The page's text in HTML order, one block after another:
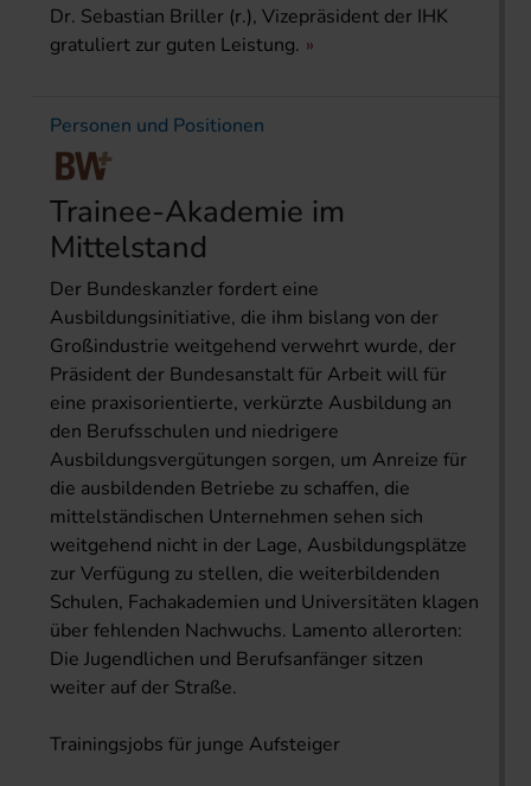
Dr. Sebastian Briller (r.), Vizepräsident der IHK
gratuliert zur guten Leistung.
Personen und Positionen
Trainee-Akademie im
Mittelstand
Der Bundeskanzler fordert eine
Ausbildungsinitiative, die ihm bislang von der
Großindustrie weitgehend verwehrt wurde, der
Präsident der Bundesanstalt für Arbeit will für
eine praxisorientierte, verkürzte Ausbildung an
den Berufsschulen und niedrigere
Ausbildungsvergütungen sorgen, um Anreize für
die ausbildenden Betriebe zu schaffen, die
mittelständischen Unternehmen sehen sich
weitgehend nicht in der Lage, Ausbildungsplätze
zur Verfügung zu stellen, die weiterbildenden
Schulen, Fachakademien und Universitäten klagen
über fehlenden Nachwuchs. Lamento allerorten:
Die Jugendlichen und Berufsanfänger sitzen
weiter auf der Straße.
Trainingsjobs für junge Aufsteiger